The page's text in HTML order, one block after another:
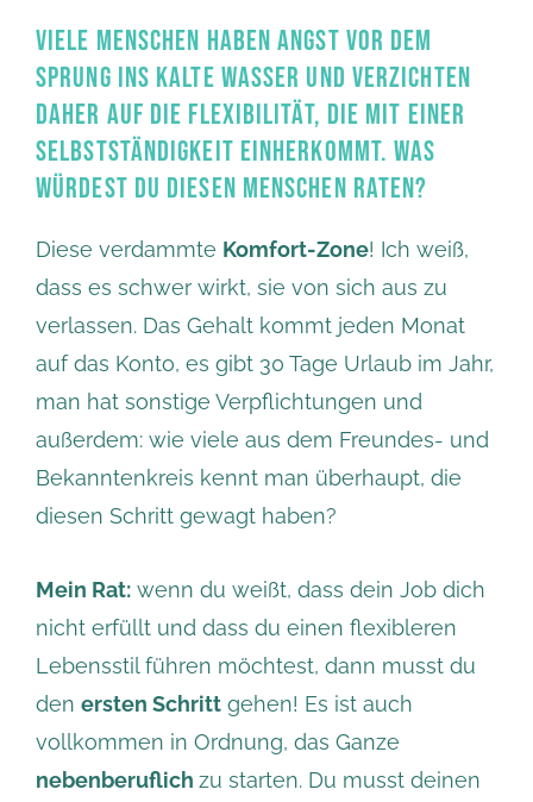
VIELE MENSCHEN HABEN ANGST VOR DEM
SPRUNG INS KALTE WASSER UND VERZICHTEN
DAHER AUF DIE FLEXIBILITÄT, DIE MIT EINER
SELBSTSTÄNDIGKEIT EINHERKOMMT. WAS
WÜRDEST DU DIESEN MENSCHEN RATEN?
Diese verdammte Komfort-Zone! Ich weiß,
dass es schwer wirkt, sie von sich aus zu
verlassen. Das Gehalt kommt jeden Monat
auf das Konto, es gibt 30 Tage Urlaub im Jahr,
man hat sonstige Verpflichtungen und
außerdem: wie viele aus dem Freundes- und
Bekanntenkreis kennt man überhaupt, die
diesen Schritt gewagt haben?
Mein Rat: wenn du weißt, dass dein Job dich
nicht erfüllt und dass du einen flexibleren
Lebensstil führen möchtest, dann musst du
den ersten Schritt gehen! Es ist auch
vollkommen in Ordnung, das Ganze
nebenberuflich zu starten. Du musst deinen